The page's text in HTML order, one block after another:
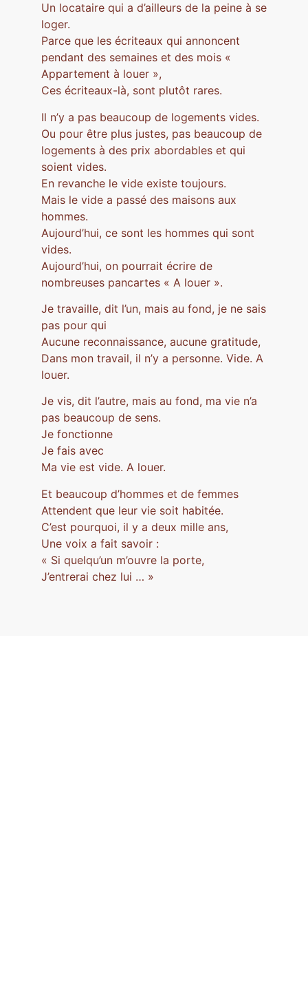
Un locataire qui a d’ailleurs de la peine à se
loger.
Parce que les écriteaux qui annoncent
pendant des semaines et des mois «
Appartement à louer »,
Ces écriteaux-là, sont plutôt rares.
Il n’y a pas beaucoup de logements vides.
Ou pour être plus justes, pas beaucoup de
logements à des prix abordables et qui
soient vides.
En revanche le vide existe toujours.
Mais le vide a passé des maisons aux
hommes.
Aujourd’hui, ce sont les hommes qui sont
vides.
Aujourd’hui, on pourrait écrire de
nombreuses pancartes « A louer ».
Je travaille, dit l’un, mais au fond, je ne sais
pas pour qui
Aucune reconnaissance, aucune gratitude,
Dans mon travail, il n’y a personne. Vide. A
louer.
Je vis, dit l’autre, mais au fond, ma vie n’a
pas beaucoup de sens.
Je fonctionne
Je fais avec
Ma vie est vide. A louer.
Et beaucoup d’hommes et de femmes
Attendent que leur vie soit habitée.
C’est pourquoi, il y a deux mille ans,
Une voix a fait savoir :
« Si quelqu’un m’ouvre la porte,
J’entrerai chez lui … »